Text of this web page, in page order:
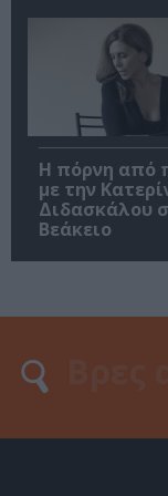
Η πόρνη από
με την
Διδασκάλου
Βεάκειο